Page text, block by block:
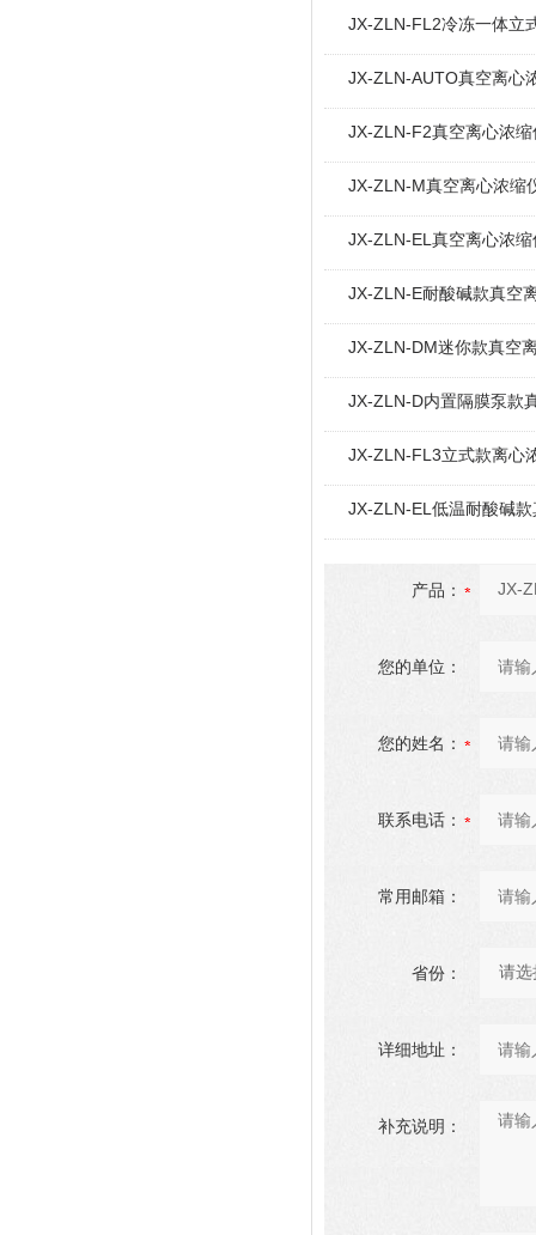
JX-ZLN-FL2冷冻一体立
JX-ZLN-AUTO真空离心
JX-ZLN-F2真空离心浓
JX-ZLN-M真空离心浓缩
JX-ZLN-EL真空离心浓
JX-ZLN-E耐酸碱款真空
JX-ZLN-DM迷你款真空
JX-ZLN-D内置隔膜泵款
JX-ZLN-FL3立式款离心
JX-ZLN-EL低温耐酸碱
产品：
您的单位：
您的姓名：
联系电话：
常用邮箱：
省份：
详细地址：
补充说明：